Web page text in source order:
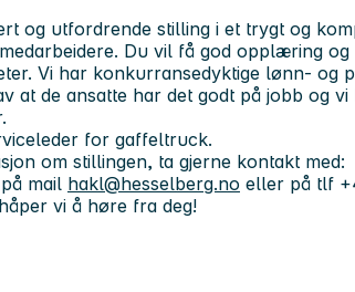
og utfordrende stilling i et trygt og
Du vil få god opplæring og
Vi har konkurransedyktige lønn- og
at de ansatte har det godt på jobb og
for gaffeltruck.
om stillingen, ta gjerne kontakt med:
på mail hakl@hesselberg.no eller på tlf
vi å høre fra deg!